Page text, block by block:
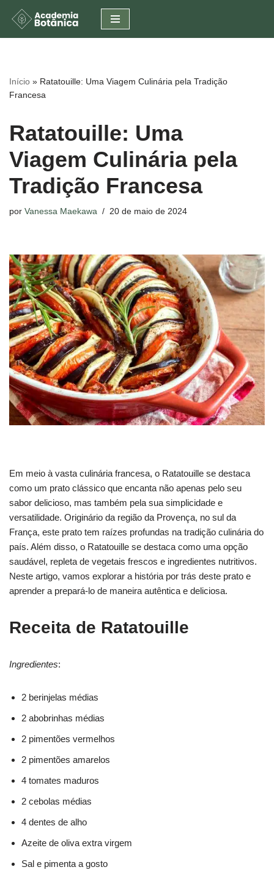
Pular
conteúdo
Início » Ratatouille: Uma Viagem Culinária pela Tradição
Francesa
Ratatouille: Uma
Viagem Culinária pela
Tradição Francesa
por Vanessa Maekawa 20 de maio de 2024
Em meio à vasta culinária francesa, o Ratatouille se destaca
como um prato clássico que encanta não apenas pelo seu
sabor delicioso, mas também pela sua simplicidade e
versatilidade. Originário da região da Provença, no sul da
França, este prato tem raízes profundas na tradição culinária do
país. Além disso, o Ratatouille se destaca como uma opção
saudável, repleta de vegetais frescos e ingredientes nutritivos.
Neste artigo, vamos explorar a história por trás deste prato e
aprender a prepará-lo de maneira autêntica e deliciosa.
Receita de Ratatouille
Ingredientes:
2 berinjelas médias
2 abobrinhas médias
2 pimentões vermelhos
2 pimentões amarelos
4 tomates maduros
2 cebolas médias
4 dentes de alho
Azeite de oliva extra virgem
Sal e pimenta a gosto